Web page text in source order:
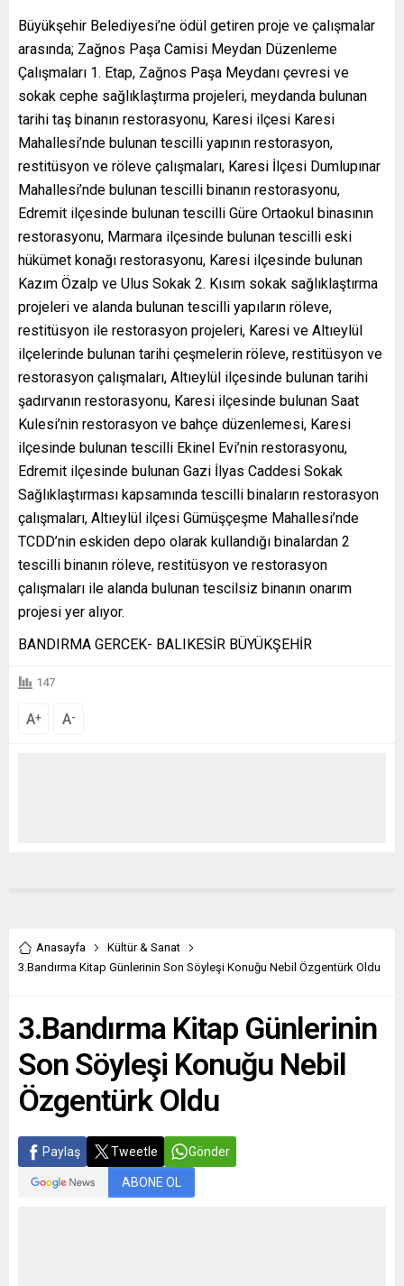
Büyükşehir Belediyesi’ne ödül getiren proje ve çalışmalar
arasında; Zağnos Paşa Camisi Meydan Düzenleme
Çalışmaları 1. Etap, Zağnos Paşa Meydanı çevresi ve
sokak cephe sağlıklaştırma projeleri, meydanda bulunan
tarihi taş binanın restorasyonu, Karesi ilçesi Karesi
Mahallesi’nde bulunan tescilli yapının restorasyon,
restitüsyon ve röleve çalışmaları, Karesi İlçesi Dumlupınar
Mahallesi’nde bulunan tescilli binanın restorasyonu,
Edremit ilçesinde bulunan tescilli Güre Ortaokul binasının
restorasyonu, Marmara ilçesinde bulunan tescilli eski
hükümet konağı restorasyonu, Karesi ilçesinde bulunan
Kazım Özalp ve Ulus Sokak 2. Kısım sokak sağlıklaştırma
projeleri ve alanda bulunan tescilli yapıların röleve,
restitüsyon ile restorasyon projeleri, Karesi ve Altıeylül
ilçelerinde bulunan tarihi çeşmelerin röleve, restitüsyon ve
restorasyon çalışmaları, Altıeylül ilçesinde bulunan tarihi
şadırvanın restorasyonu, Karesi ilçesinde bulunan Saat
Kulesi’nin restorasyon ve bahçe düzenlemesi, Karesi
ilçesinde bulunan tescilli Ekinel Evi’nin restorasyonu,
Edremit ilçesinde bulunan Gazi İlyas Caddesi Sokak
Sağlıklaştırması kapsamında tescilli binaların restorasyon
çalışmaları, Altıeylül ilçesi Gümüşçeşme Mahallesi’nde
TCDD’nin eskiden depo olarak kullandığı binalardan 2
tescilli binanın röleve, restitüsyon ve restorasyon
çalışmaları ile alanda bulunan tescilsiz binanın onarım
projesi yer alıyor.
BANDIRMA GERCEK- BALIKESİR BÜYÜKŞEHİR
147
A+ A-
Anasayfa
Kültür & Sanat
3.Bandırma Kitap Günlerinin Son Söyleşi Konuğu Nebil Özgentürk Oldu
3.Bandırma Kitap Günlerinin
Son Söyleşi Konuğu Nebil
Özgentürk Oldu
Paylaş Tweetle Gönder
ABONE OL